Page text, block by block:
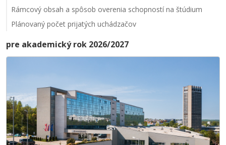
Rámcový obsah a spôsob overenia schopností na štúdium
Plánovaný počet prijatých uchádzačov
pre akademický rok 2026/2027